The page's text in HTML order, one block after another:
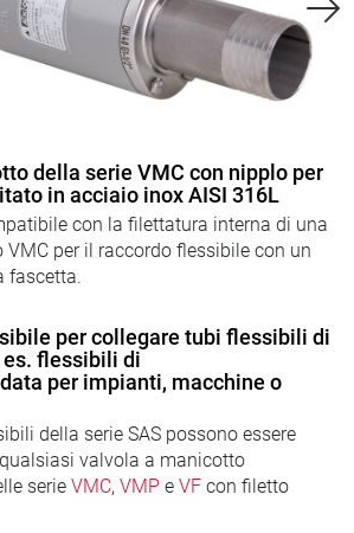
della serie VMC con nipplo per
in acciaio inox AISI 316L
con la filettatura interna di una
per il raccordo flessibile con un
fascetta.
per collegare tubi flessibili di
flessibili di
per impianti, macchine o
della serie SAS possono essere
valvola a manicotto
serie VMC, VMP e VF con filetto